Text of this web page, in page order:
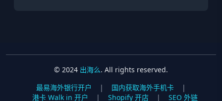
© 2024 出海么. All rights reserved.
最易海外银行开户
| 国内获取海外手机卡
|
港卡 Walk in 开户
| Shopify 开店 | SEO 外链